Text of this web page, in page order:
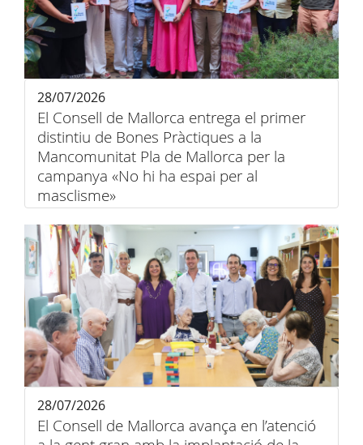
El Consell de Mallorca entrega el primer
distintiu de Bones Pràctiques a la
Mancomunitat Pla de Mallorca per la
campanya «No hi ha espai per al
masclisme»
28/07/2026
El Consell de Mallorca avança en l’atenció
28/07/2026